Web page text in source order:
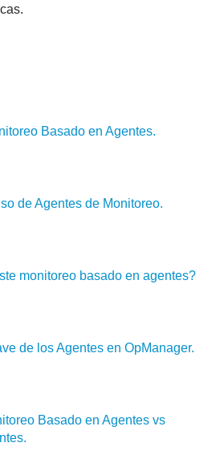
Basado en Agentes.
de Agentes de Monitoreo.
monitoreo basado en agentes?
de los Agentes en OpManager.
Basado en Agentes vs